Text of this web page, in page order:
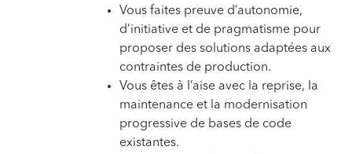
Vous faites preuve d’autonomie,
d’initiative et de pragmatisme pour
proposer des solutions adaptées aux
contraintes de production.
Vous êtes à l’aise avec la reprise, la
maintenance et la modernisation
progressive de bases de code
existantes.